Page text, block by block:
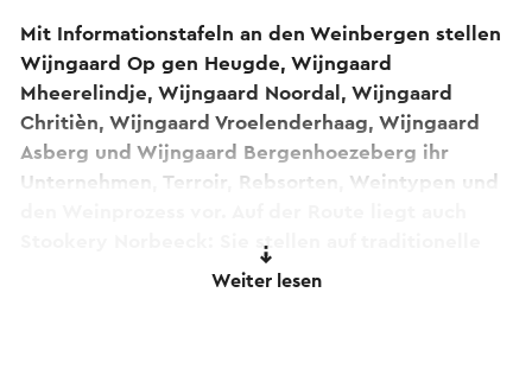
Mit Informationstafeln an den Weinbergen stellen
Wijngaard Op gen Heugde, Wijngaard
Mheerelindje, Wijngaard Noordal, Wijngaard
Chritièn, Wijngaard Vroelenderhaag, Wijngaard
Asberg und Wijngaard Bergenhoezeberg ihr
Unternehmen, Terroir, Rebsorten, Weintypen und
Stookery Norbeeck: Sie stellen auf traditionelle
Weise Destillate und Liköre aus regionalen
Weiter lesen